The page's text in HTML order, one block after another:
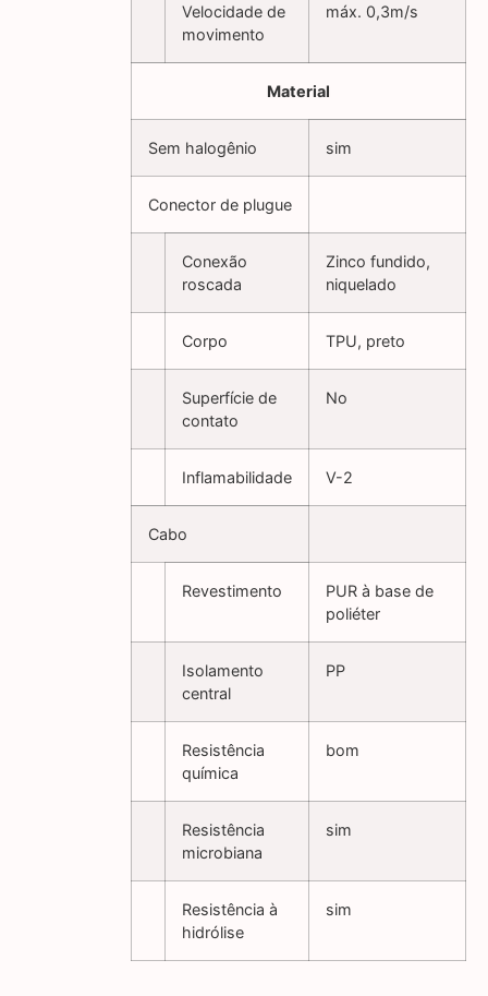
Velocidade de
movimento
máx. 0,3m/s
Material
Sem halogênio sim
Conector de plugue
Conexão
roscada
Zinco fundido,
niquelado
Corpo TPU, preto
Superfície de
contato
No
Inflamabilidade V-2
Cabo
Revestimento
PUR à base de
poliéter
Isolamento
central
PP
Resistência
química
bom
Resistência
microbiana
sim
Resistência à
hidrólise
sim